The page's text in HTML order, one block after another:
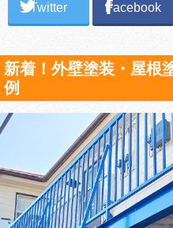
Twitter Facebook
新着！外壁塗装・屋根
例